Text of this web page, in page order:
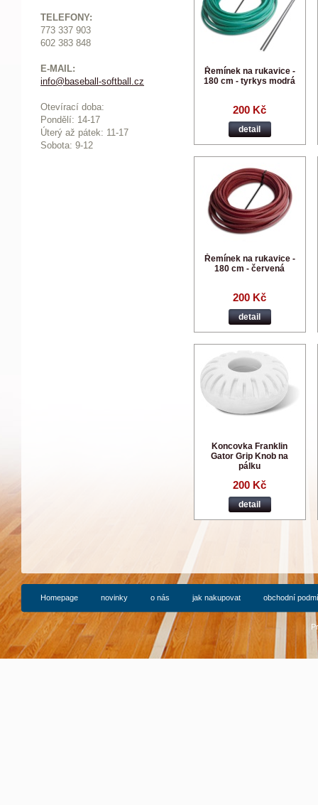
TELEFONY:
773 337 903
602 383 848
E-MAIL:
info@baseball-softball.cz
Otevírací doba:
Pondělí: 14-17
Úterý až pátek: 11-17
Sobota: 9-12
Řemínek na rukavice -
180 cm - tyrkys modrá
200 Kč
detail
Řemínek na rukavice -
180 cm - červená
200 Kč
detail
Koncovka Franklin
Gator Grip Knob na
pálku
200 Kč
detail
Homepage novinky o nás jak nakupovat obchodní